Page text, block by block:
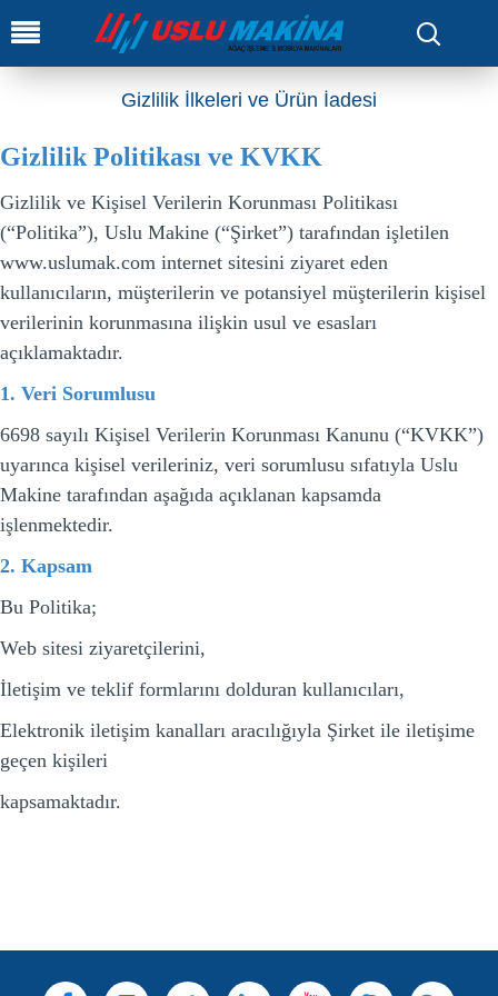
Gizlilik İlkeleri ve Ürün İadesi
Gizlilik Politikası ve KVKK
Gizlilik ve Kişisel Verilerin Korunması Politikası
(“Politika”), Uslu Makine (“Şirket”) tarafından işletilen
www.uslumak.com internet sitesini ziyaret eden
kullanıcıların, müşterilerin ve potansiyel müşterilerin kişisel
verilerinin korunmasına ilişkin usul ve esasları
açıklamaktadır.
1. Veri Sorumlusu
6698 sayılı Kişisel Verilerin Korunması Kanunu (“KVKK”)
uyarınca kişisel verileriniz, veri sorumlusu sıfatıyla Uslu
Makine tarafından aşağıda açıklanan kapsamda
işlenmektedir.
2. Kapsam
Bu Politika;
Web sitesi ziyaretçilerini,
İletişim ve teklif formlarını dolduran kullanıcıları,
Elektronik iletişim kanalları aracılığıyla Şirket ile iletişime
geçen kişileri
kapsamaktadır.